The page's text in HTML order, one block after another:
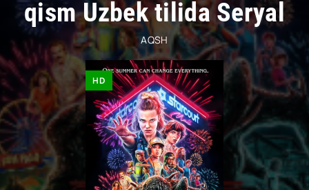
qism Uzbek tilida Seryal
AQSH
HD